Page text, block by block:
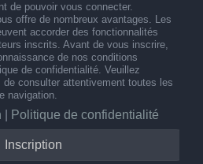
de pouvoir vous connecter.
offre de nombreux avantages. Les
accorder des fonctionnalités
inscrits. Avant de vous inscrire,
de nos conditions
de confidentialité. Veuillez
de consulter attentivement toutes les
navigation.
Politique de confidentialité
Inscription